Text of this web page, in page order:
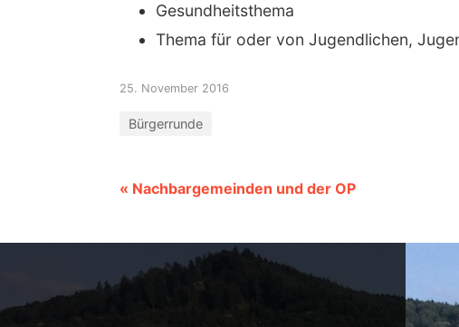
Gesundheitsthema
Thema für oder von Jugendlichen,
25. November 2016
Bürgerrunde
« Nachbargemeinden und der OP